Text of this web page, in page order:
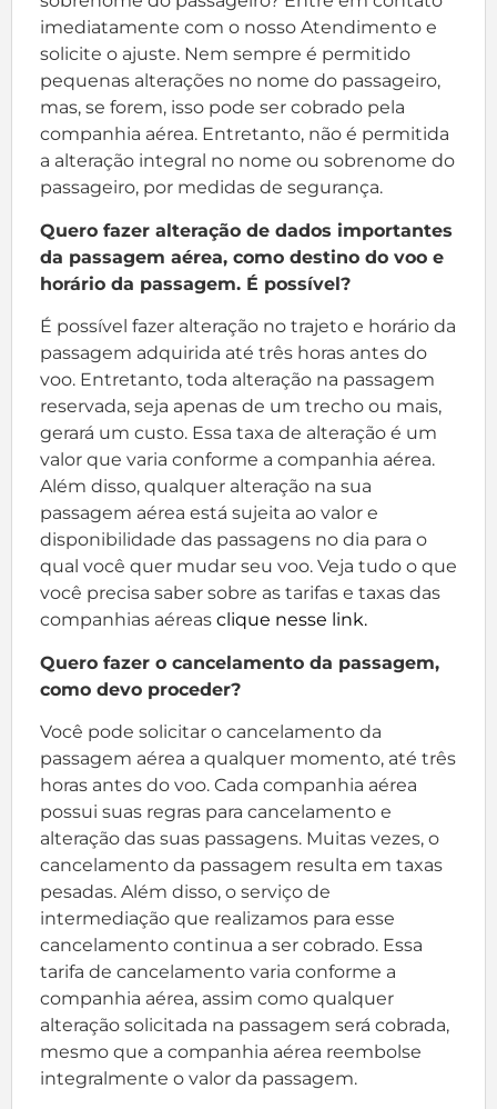
imediatamente com o nosso Atendimento e
solicite o ajuste. Nem sempre é permitido
pequenas alterações no nome do passageiro,
mas, se forem, isso pode ser cobrado pela
companhia aérea. Entretanto, não é permitida
a alteração integral no nome ou sobrenome do
passageiro, por medidas de segurança.
Quero fazer alteração de dados importantes
da passagem aérea, como destino do voo e
horário da passagem. É possível?
É possível fazer alteração no trajeto e horário da
passagem adquirida até três horas antes do
voo. Entretanto, toda alteração na passagem
reservada, seja apenas de um trecho ou mais,
gerará um custo. Essa taxa de alteração é um
valor que varia conforme a companhia aérea.
Além disso, qualquer alteração na sua
passagem aérea está sujeita ao valor e
disponibilidade das passagens no dia para o
qual você quer mudar seu voo. Veja tudo o que
você precisa saber sobre as tarifas e taxas das
companhias aéreas clique nesse link.
Quero fazer o cancelamento da passagem,
como devo proceder?
Você pode solicitar o cancelamento da
passagem aérea a qualquer momento, até três
horas antes do voo. Cada companhia aérea
possui suas regras para cancelamento e
alteração das suas passagens. Muitas vezes, o
cancelamento da passagem resulta em taxas
pesadas. Além disso, o serviço de
intermediação que realizamos para esse
cancelamento continua a ser cobrado. Essa
tarifa de cancelamento varia conforme a
companhia aérea, assim como qualquer
alteração solicitada na passagem será cobrada,
mesmo que a companhia aérea reembolse
integralmente o valor da passagem.